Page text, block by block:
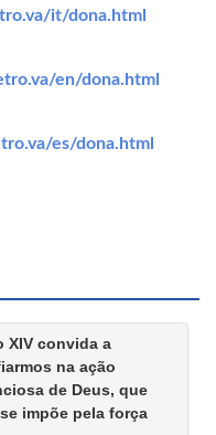
it/dona.html
en/dona.html
es/dona.html
XIV convida a
na ação
de Deus, que
impõe pela força